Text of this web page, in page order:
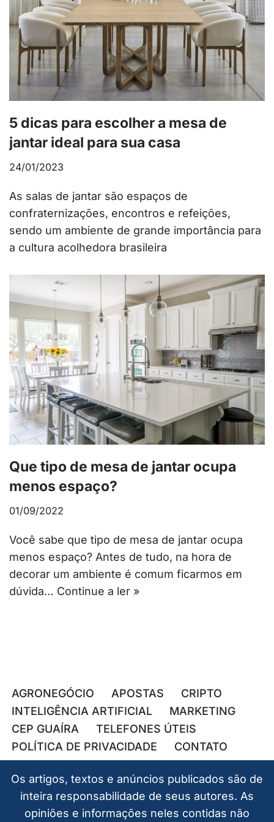
5 dicas para escolher a mesa de
jantar ideal para sua casa
24/01/2023
As salas de jantar são espaços de
confraternizações, encontros e refeições,
sendo um ambiente de grande importância para
a cultura acolhedora brasileira
Que tipo de mesa de jantar ocupa
menos espaço?
01/09/2022
Você sabe que tipo de mesa de jantar ocupa
menos espaço? Antes de tudo, na hora de
decorar um ambiente é comum ficarmos em
dúvida… Continue a ler »
AGRONEGÓCIO APOSTAS
CRIPTO
INTELIGÊNCIA ARTIFICIAL
MARKETING
CEP GUAÍRA
TELEFONES ÚTEIS
POLÍTICA DE PRIVACIDADE
CONTATO
Os artigos, textos e anúncios publicados são de
inteira responsabilidade de seus autores. As
opiniões e informações neles contidas não